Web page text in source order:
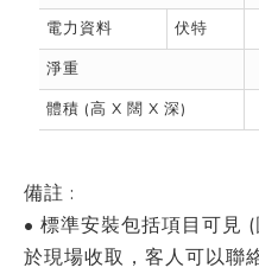
電力資料 伏特
淨重
體積 (高 X 闊 X 深)
備註 :
• 標準安裝包括項目可見
於現場收取，客人可以聯